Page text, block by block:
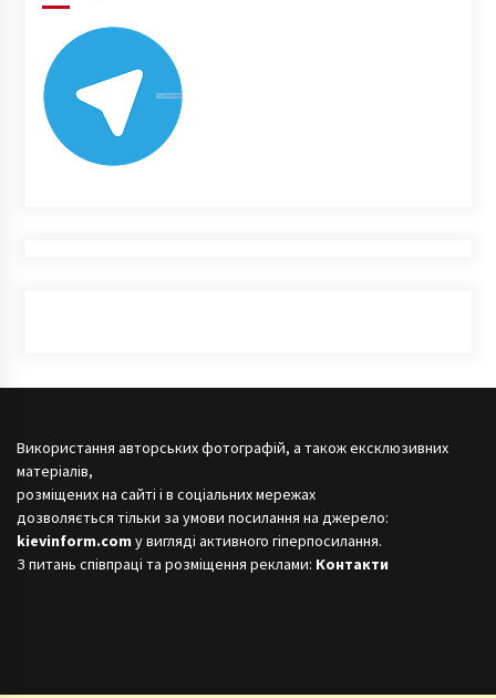
Використання авторських фотографій, а також ексклюзивних
матеріалів,
розміщених на сайті і в соціальних мережах
дозволяється тільки за умови посилання на джерело:
kievinform.com у вигляді активного гіперпосилання.
З питань співпраці та розміщення реклами: Контакти